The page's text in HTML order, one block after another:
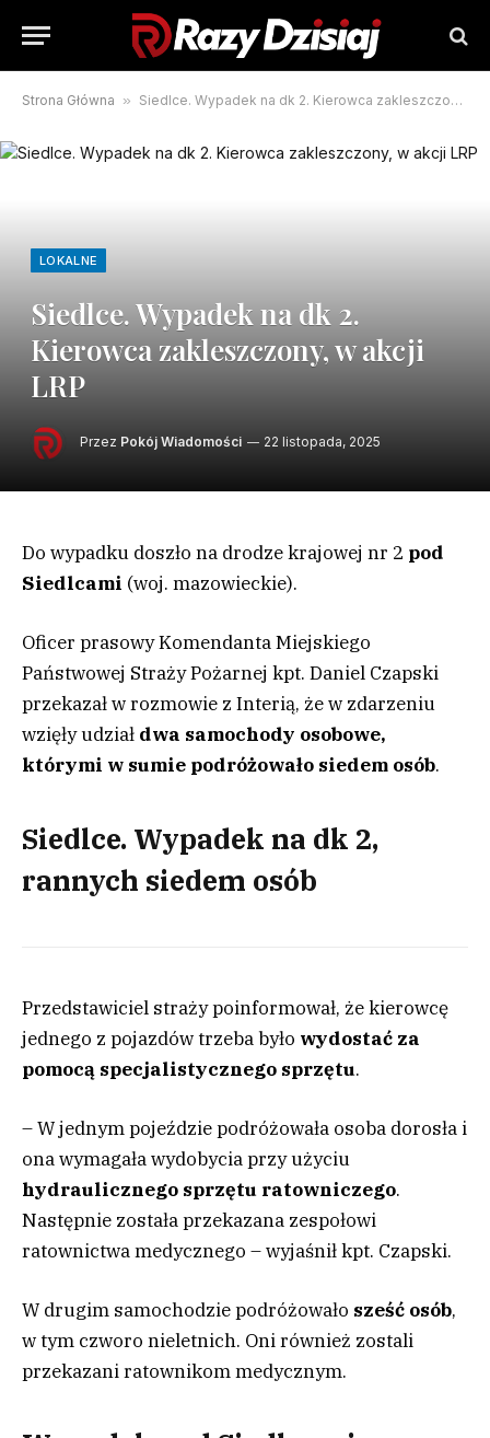
Strona Główna » Siedlce. Wypadek na dk 2. Kierowca zakleszczony, w akcji LRP
LOKALNE
Siedlce. Wypadek na dk 2.
Kierowca zakleszczony, w akcji
LRP
Przez Pokój Wiadomości 22 listopada, 2025
Do wypadku doszło na drodze krajowej nr 2 pod
Siedlcami (woj. mazowieckie).
Oficer prasowy Komendanta Miejskiego
Państwowej Straży Pożarnej kpt. Daniel Czapski
przekazał w rozmowie z Interią, że w zdarzeniu
wzięły udział dwa samochody osobowe,
którymi w sumie podróżowało siedem osób.
Siedlce. Wypadek na dk 2,
rannych siedem osób
Przedstawiciel straży poinformował, że kierowcę
jednego z pojazdów trzeba było wydostać za
pomocą specjalistycznego sprzętu.
– W jednym pojeździe podróżowała osoba dorosła i
ona wymagała wydobycia przy użyciu
hydraulicznego sprzętu ratowniczego.
Następnie została przekazana zespołowi
ratownictwa medycznego – wyjaśnił kpt. Czapski.
W drugim samochodzie podróżowało sześć osób,
w tym czworo nieletnich. Oni również zostali
przekazani ratownikom medycznym.